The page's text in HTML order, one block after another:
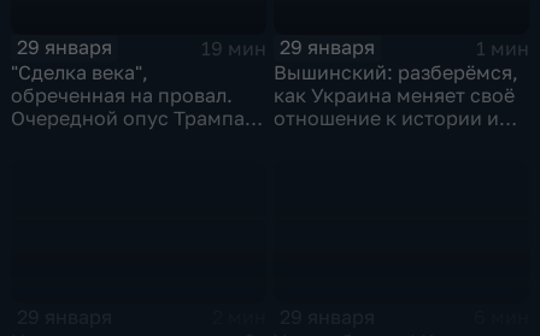
29 января
19 мин
"Сделка века",
обреченная на провал.
Очередной опус Трампа.
29 января
1 мин
Вышинский: разберёмся,
как Украина меняет своё
отношение к истории и